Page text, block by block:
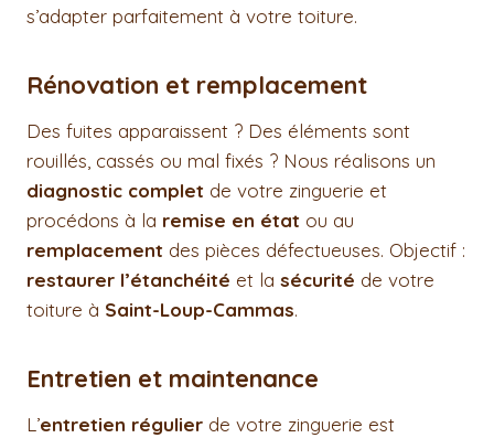
s’adapter parfaitement à votre toiture.
Rénovation et remplacement
Des fuites apparaissent ? Des éléments sont
rouillés, cassés ou mal fixés ? Nous réalisons un
diagnostic complet de votre zinguerie et
procédons à la remise en état ou au
remplacement des pièces défectueuses. Objectif :
restaurer l’étanchéité et la sécurité de votre
toiture à Saint-Loup-Cammas.
Entretien et maintenance
L’entretien régulier de votre zinguerie est